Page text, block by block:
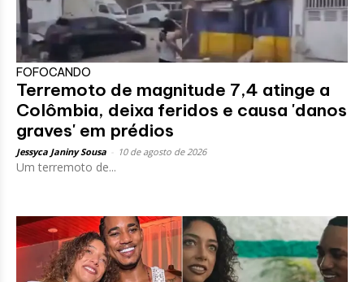
FOFOCANDO
Terremoto de magnitude 7,4 atinge a
Colômbia, deixa feridos e causa 'danos
graves' em prédios
Jessyca Janiny Sousa 10 de agosto de 2026
Um terremoto de...